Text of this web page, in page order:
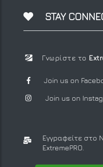
STAY
Γνωρίστε το
Join us on
Join us on
Εγγραφείτε στο
ExtremePRO.